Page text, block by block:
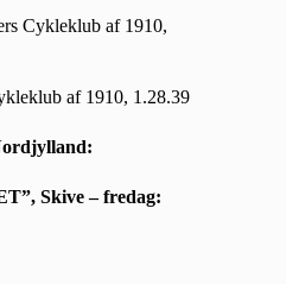
Cykleklub af 1910,
af 1910, 1.28.39
Skive – fredag: